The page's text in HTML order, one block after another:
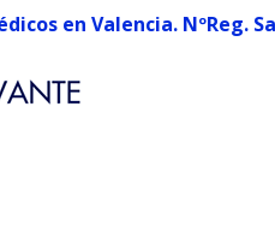
en Valencia. NºReg.